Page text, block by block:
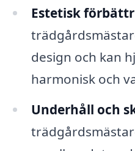
Estetisk
design och kan
harmonisk och
Underhåll och